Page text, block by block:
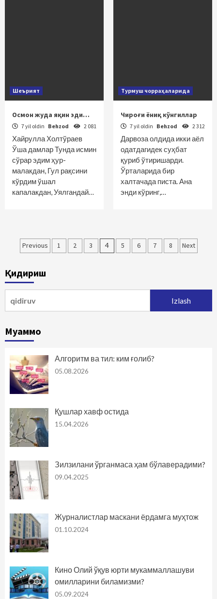
Шеърият
Осмон жуда яқин эди…
7 yil oldin Behzod 2 081
Хайрулла Холтўраев
Ўша дамлар Тунда исмин
сўрар эдим ҳур-
малакдан, Гул рақсини
кўрдим ўшал
капалакдан, Уялгандай…
Турмуш чорраҳаларида
Чироғи ёниқ кўнгиллар
7 yil oldin Behzod 2 312
Дарвоза олдида икки аёл
одатдагидек суҳбат
қуриб ўтиришарди.
Ўрталарида бир
халтачада писта. Ана
энди кўринг,…
Maqolalar
harakatlanish
Previous 1 2 3 4 5 6 7 8 Next
Қидириш
Муаммо
Алгоритм ва тил: ким ғолиб?
05.08.2026
Қушлар хавф остида
15.04.2026
Зилзилани ўрганмаса ҳам бўлаверадими?
09.04.2025
Журналистлар маскани ёрдамга муҳтож
01.10.2024
Кино Олий ўқув юрти мукаммаллашуви
омилларини биламизми?
05.09.2024